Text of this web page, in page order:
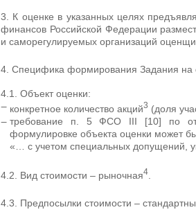
3. К оценке в указанных целях
финансов Российской Федерации
и саморегулируемых организаций
4. Специфика формирования Задания на
4.1. Объект оценки:
конкретное количество акций3 (доля
требование п. 5 ФСО III [10] по
формулировке объекта оценки может
«… с учетом специальных допущений,
4.2. Вид стоимости – рыночная4
4.3. Предпосылки стоимости –